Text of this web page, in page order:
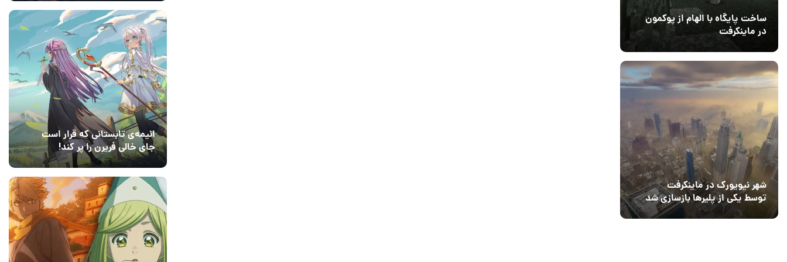
ساخت پایگاه با الهام از پوکمون
در ماینکرفت
شهر نیویورک در ماینکرفت
توسط یکی از پلیرها بازسازی شد
انیمه‌ی تابستانی که قرار است
جای خالی فریرن را پر کند!
14 مرداد 1405